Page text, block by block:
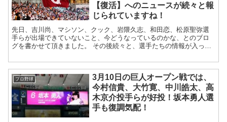
【復活】へのニュースが続々と報
じられていますね！
先日、吉川尚、マシソン、クック、岩隈久志、和田恋、松原聖弥選
手らが出場できていないこと、今どうなっているのかな、とのブロ
グを書かせて頂きました。 その後続々と、選手たちの情報が入って
プロ野球
3月10日の巨人オープン戦では、
今村信貴、大竹寛、中川皓太、高
木京介投手らが好投！坂本勇人選
手も復調気配！